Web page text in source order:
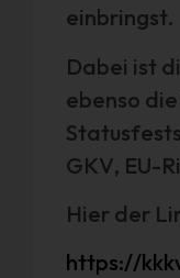
einbringst.
Dabei ist
ebenso
GKV, EU-
Hier der
https://